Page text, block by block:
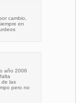
cambio,
en
año 2006
de las
pero no